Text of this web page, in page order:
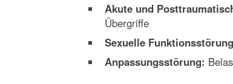
Akute und
Übergriffe
Sexuelle
Anpassungsstörung: